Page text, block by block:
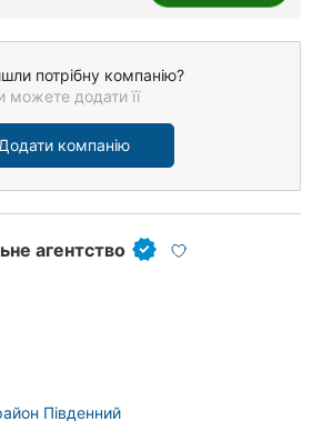
потрібну компанію?
можете додати її
Додати компанію
агентство
Південний